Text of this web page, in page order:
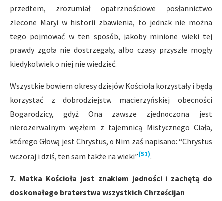
przedtem, zrozumiał opatrznościowe posłannictwo
zlecone Maryi w historii zbawienia, to jednak nie można
tego pojmować w ten sposób, jakoby minione wieki tej
prawdy zgoła nie dostrzegały, albo czasy przyszłe mogły
kiedykolwiek o niej nie wiedzieć.
Wszystkie bowiem okresy dziejów Kościoła korzystały i będą
korzystać z dobrodziejstw macierzyńskiej obecności
Bogarodzicy, gdyż Ona zawsze zjednoczona jest
nierozerwalnym węzłem z tajemnicą Mistycznego Ciała,
którego Głową jest Chrystus, o Nim zaś napisano: “Chrystus
wczoraj i dziś, ten sam także na wieki”(51).
7. Matka Kościoła jest znakiem jedności i zachętą do
doskonałego braterstwa wszystkich Chrześcijan